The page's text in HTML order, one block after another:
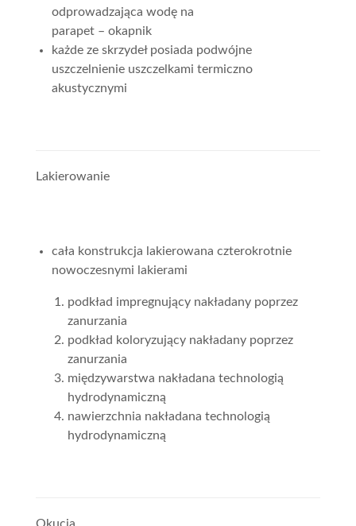
odprowadzająca wodę na
parapet – okapnik
każde ze skrzydeł posiada podwójne
uszczelnienie uszczelkami termiczno
akustycznymi
Lakierowanie
cała konstrukcja lakierowana czterokrotnie
nowoczesnymi lakierami
podkład impregnujący nakładany poprzez
zanurzania
podkład koloryzujący nakładany poprzez
zanurzania
międzywarstwa nakładana technologią
hydrodynamiczną
nawierzchnia nakładana technologią
hydrodynamiczną
Okucia